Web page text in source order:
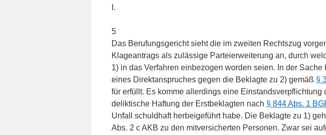
I.
5
Das Berufungsgericht sieht die im zweiten Rechtszug
Klageantrags als zulässige Parteierweiterung an, durch
1) in das Verfahren einbezogen worden seien. In der
eines Direktanspruches gegen die Beklagte zu 2) gemäß §
für erfüllt. Es komme allerdings eine Einstandsverpflichtung
deliktische Haftung der Erstbeklagten nach § 844 Abs. 1
Unfall schuldhaft herbeigeführt habe. Die Beklagte zu 1)
Abs. 2 c AKB zu den mitversicherten Personen. Zwar sei